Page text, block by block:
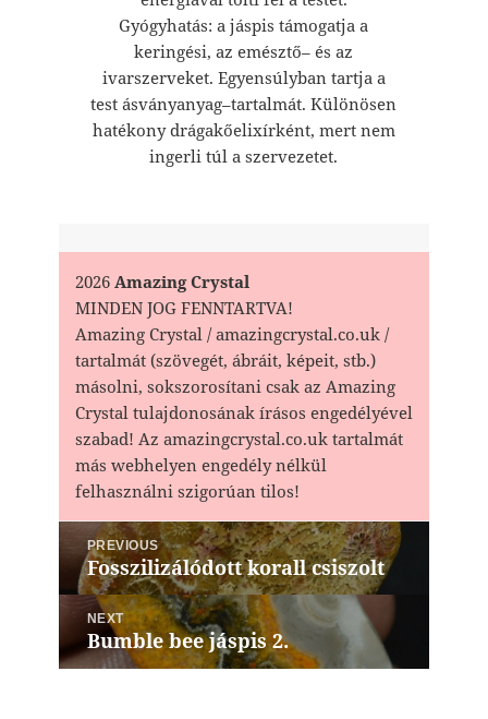
Gyógyhatás: a jáspis támogatja a
keringési, az emésztő– és az
ivarszerveket. Egyensúlyban tartja a
test ásványanyag–tartalmát. Különösen
hatékony drágakőelixírként, mert nem
ingerli túl a szervezetet.
2026Amazing Crystal
MINDEN JOG FENNTARTVA!
Amazing Crystal / amazingcrystal.co.uk /
tartalmát (szövegét, ábráit, képeit, stb.)
másolni, sokszorosítani csak az Amazing
Crystal tulajdonosának írásos engedélyével
szabad! Az amazingcrystal.co.uk tartalmát
más webhelyen engedély nélkül
felhasználni szigorúan tilos!
Bejegyzés
navigáció
PREVIOUS
Previous
post:
Fosszilizálódott korall csiszolt
NEXT
Next
post:
Bumble bee jáspis 2.